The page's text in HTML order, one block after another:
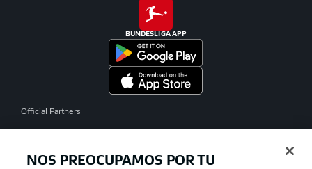
BUNDESLIGA APP
Official Partners
NOS PREOCUPAMOS POR TU